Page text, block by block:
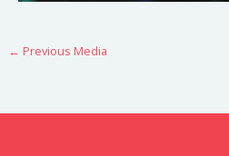
← Previous Media